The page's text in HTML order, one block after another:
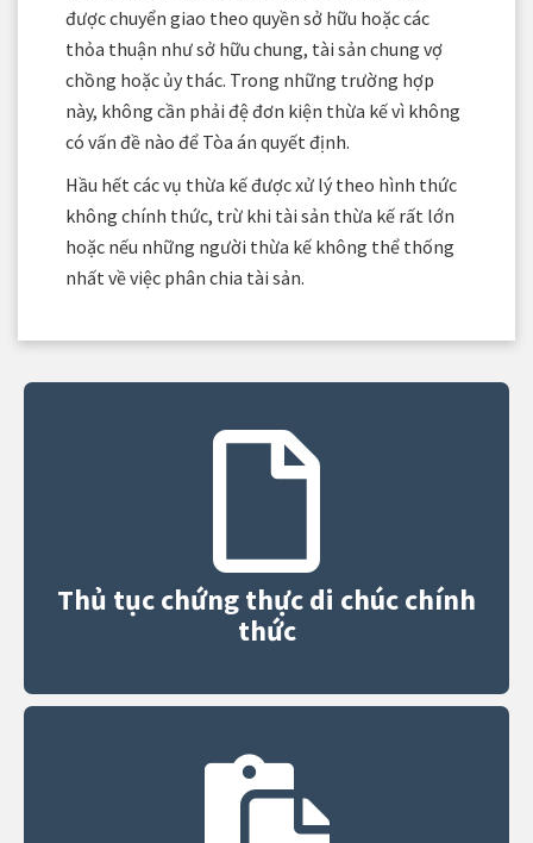
được chuyển giao theo quyền sở hữu hoặc các
thỏa thuận như sở hữu chung, tài sản chung vợ
chồng hoặc ủy thác. Trong những trường hợp
này, không cần phải đệ đơn kiện thừa kế vì không
có vấn đề nào để Tòa án quyết định.
Hầu hết các vụ thừa kế được xử lý theo hình thức
không chính thức, trừ khi tài sản thừa kế rất lớn
hoặc nếu những người thừa kế không thể thống
nhất về việc phân chia tài sản.
Thủ tục chứng thực di chúc chính
thức